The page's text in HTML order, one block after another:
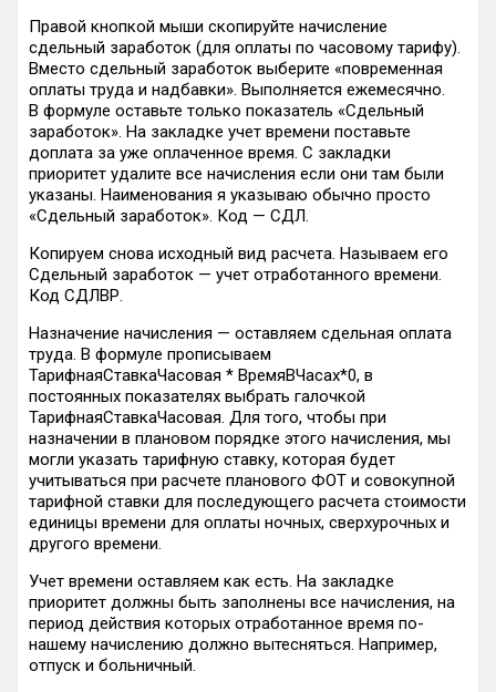
Правой кнопкой мыши скопируйте начисление
сдельный заработок (для оплаты по часовому тарифу).
Вместо сдельный заработок выберите «повременная
оплаты труда и надбавки». Выполняется ежемесячно.
В формуле оставьте только показатель «Сдельный
заработок». На закладке учет времени поставьте
доплата за уже оплаченное время. С закладки
приоритет удалите все начисления если они там были
указаны. Наименования я указываю обычно просто
«Сдельный заработок». Код — СДЛ.
Копируем снова исходный вид расчета. Называем его
Сдельный заработок — учет отработанного времени.
Код СДЛВР.
Назначение начисления — оставляем сдельная оплата
труда. В формуле прописываем
ТарифнаяСтавкаЧасовая * ВремяВЧасах*0, в
постоянных показателях выбрать галочкой
ТарифнаяСтавкаЧасовая. Для того, чтобы при
назначении в плановом порядке этого начисления, мы
могли указать тарифную ставку, которая будет
учитываться при расчете планового ФОТ и совокупной
тарифной ставки для последующего расчета стоимости
единицы времени для оплаты ночных, сверхурочных и
другого времени.
Учет времени оставляем как есть. На закладке
приоритет должны быть заполнены все начисления, на
период действия которых отработанное время по-
нашему начислению должно вытесняться. Например,
отпуск и больничный.